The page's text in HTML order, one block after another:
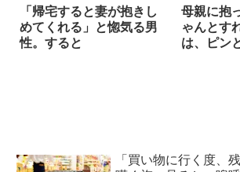
「帰宅すると妻が抱きし
めてくれる」と惚気る男
性。すると
母親に抱
ゃんとす
は、ピン
「買い物に行く度、